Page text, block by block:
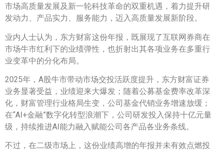
市场高质量发展及新一轮科技革命的双重机遇，着力提升研
发动力、产品实力、服务能力，迈入高质量发展新阶段。
业内人士认为，东方财富这份年报，既展现了互联网券商在
市场牛市红利下的业绩弹性，也折射出其各项业务在多重行
业变革中的分化布局。
2025年，A股牛市带动市场交投活跃度提升，东方财富证券
业务显著受益，业绩迎来大爆发；随着公募基金费率改革深
化，财富管理行业格局生变，公司基金代销业务增速放缓；
在“AI+金融”数字化转型浪潮下，公司研发投入保持十亿元量
级，持续推进AI能力融入赋能公司各产品各业务条线。
不过，在二级市场上，这份业绩高增的年报并未有效点燃投